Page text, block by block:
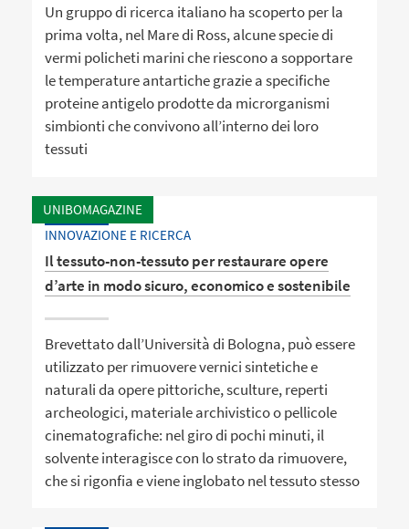
Un gruppo di ricerca italiano ha scoperto per la
prima volta, nel Mare di Ross, alcune specie di
vermi policheti marini che riescono a sopportare
le temperature antartiche grazie a specifiche
proteine antigelo prodotte da microrganismi
simbionti che convivono all’interno dei loro
tessuti
UNIBOMAGAZINE
INNOVAZIONE E RICERCA
Il tessuto-non-tessuto per restaurare opere
d’arte in modo sicuro, economico e sostenibile
Brevettato dall’Università di Bologna, può essere
utilizzato per rimuovere vernici sintetiche e
naturali da opere pittoriche, sculture, reperti
archeologici, materiale archivistico o pellicole
cinematografiche: nel giro di pochi minuti, il
solvente interagisce con lo strato da rimuovere,
che si rigonfia e viene inglobato nel tessuto stesso